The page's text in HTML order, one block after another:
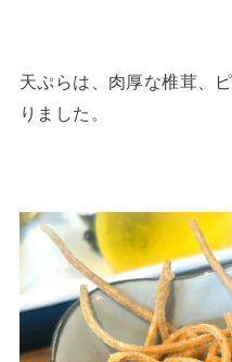
天ぷらは、肉厚な椎茸、
りました。